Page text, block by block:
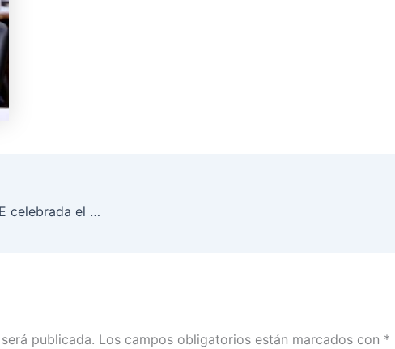
Sesión Especial del Consejo General del INE celebrada el día 29 de marzo de 2018
publicada. Los campos obligatorios están marcados con *